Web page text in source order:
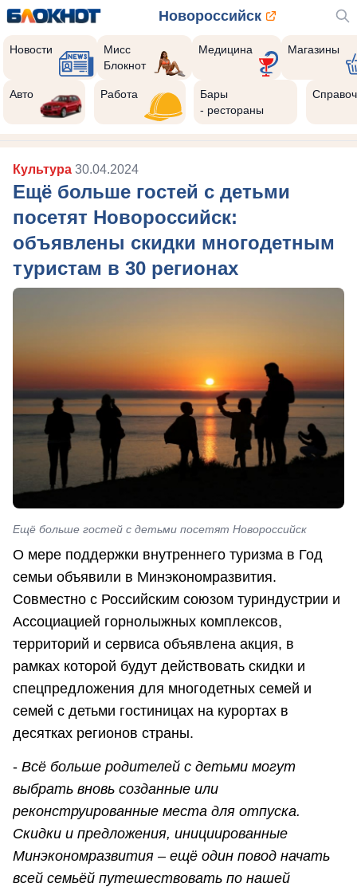
Новороссийск
Новости
Мисс
Блокнот
Медицина Магазины
Авто Работа
Бары
- рестораны
Культура 30.04.2024
Ещё больше гостей с детьми
посетят Новороссийск:
объявлены скидки многодетным
туристам в 30 регионах
Ещё больше гостей с детьми посетят Новороссийск
О мере поддержки внутреннего туризма в Год
семьи объявили в Минэкономразвития.
Совместно с Российским союзом туриндустрии и
Ассоциацией горнолыжных комплексов,
территорий и сервиса объявлена акция, в
рамках которой будут действовать скидки и
спецпредложения для многодетных семей и
семей с детьми гостиницах на курортах в
десятках регионов страны.
- Всё больше родителей с детьми могут
выбрать вновь созданные или
реконструированные места для отпуска.
Скидки и предложения, инициированные
Минэкономразвития – ещё один повод начать
всей семьёй путешествовать по нашей